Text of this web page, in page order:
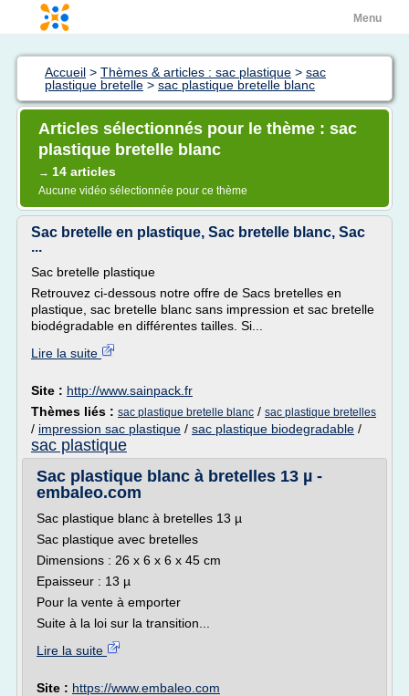
Menu
Accueil > Thèmes & articles : sac plastique > sac
plastique bretelle > sac plastique bretelle blanc
Articles sélectionnés pour le thème : sac
plastique bretelle blanc
→ 14 articles
Aucune vidéo sélectionnée pour ce thème
Sac bretelle en plastique, Sac bretelle blanc, Sac
...
Sac bretelle plastique
Retrouvez ci-dessous notre offre de Sacs bretelles en
plastique, sac bretelle blanc sans impression et sac bretelle
biodégradable en différentes tailles. Si...
Lire la suite
Site : http://www.sainpack.fr
Thèmes liés : sac plastique bretelle blanc / sac plastique bretelles
/ impression sac plastique / sac plastique biodegradable /
sac plastique
Sac plastique blanc à bretelles 13 µ -
embaleo.com
Sac plastique blanc à bretelles 13 µ
Sac plastique avec bretelles
Dimensions : 26 x 6 x 6 x 45 cm
Epaisseur : 13 µ
Pour la vente à emporter
Suite à la loi sur la transition...
Lire la suite
Site : https://www.embaleo.com